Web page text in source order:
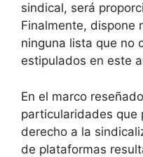
sindical, será
Finalmente, dispone
ninguna lista que no
estipulados en este
En el marco
particularidades que
derecho a la
de plataformas